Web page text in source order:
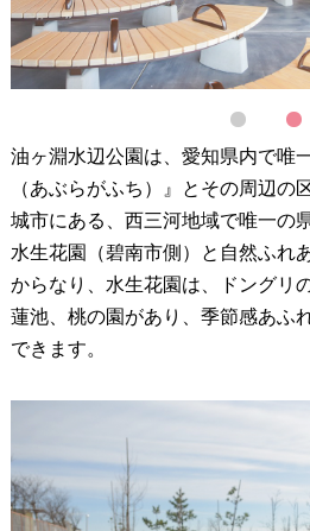
2
油ヶ淵水辺公園は、愛知県内で唯
（あぶらがふち）』とその周辺の
城市にある、西三河地域で唯一の
水生花園（碧南市側）と自然ふれ
からなり、水生花園は、ドングリ
蓮池、桃の園があり、季節感あふ
できます。